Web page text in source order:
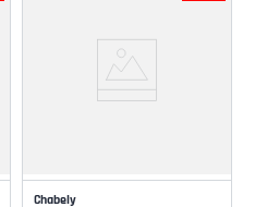
Chabely